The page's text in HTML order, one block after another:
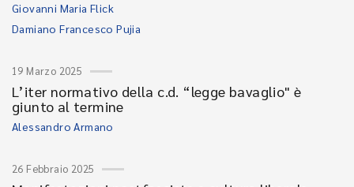
Giovanni Maria Flick
Damiano Francesco Pujia
19 Marzo 2025
L’iter normativo della c.d. “legge bavaglio" è
giunto al termine
Alessandro Armano
26 Febbraio 2025